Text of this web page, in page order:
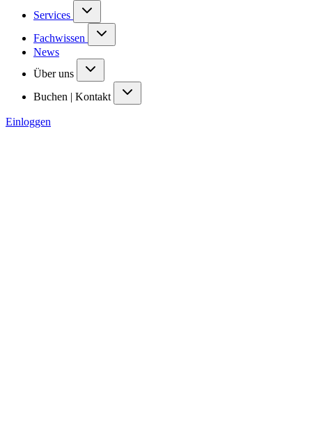
Services
Fachwissen
News
Über uns
Buchen | Kontakt
Einloggen